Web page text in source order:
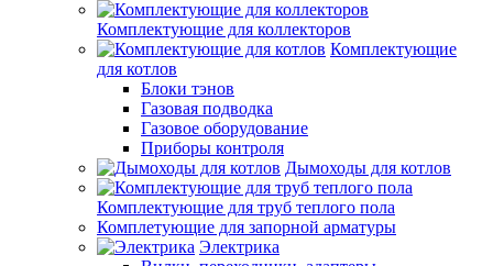
Комплектующие для коллекторов
Комплектующие
для котлов
Блоки тэнов
Газовая подводка
Газовое оборудование
Приборы контроля
Дымоходы для котлов
Комплектующие для труб теплого пола
Комплетующие для запорной арматуры
Электрика